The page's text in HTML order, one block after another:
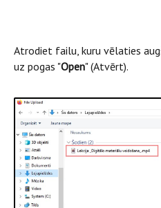
Atrodiet failu, kuru vēlaties
uz pogas "Open" (Atvērt).